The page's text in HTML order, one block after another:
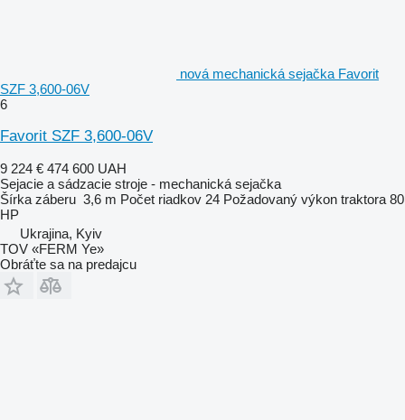
nová mechanická sejačka Favorit
SZF 3,600-06V
6
Favorit SZF 3,600-06V
9 224 € 474 600 UAH
Sejacie a sádzacie stroje - mechanická sejačka
Šírka záberu 3,6 m Počet riadkov 24 Požadovaný výkon traktora 80
HP
Ukrajina, Kyiv
TOV «FERM Ye»
Obráťte sa na predajcu